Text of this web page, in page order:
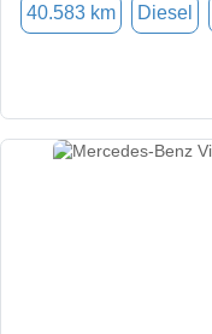
40.583 km Diesel